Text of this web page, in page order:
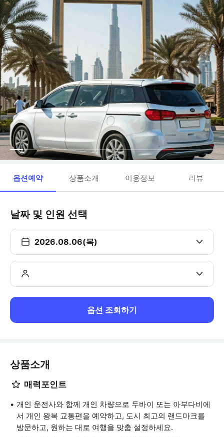
옵션예약 상품소개 이용정보 리뷰
날짜 및 인원 선택
2026.08.06(목)
옵션 조회하기
상품소개
매력포인트
개인 운전사와 함께 개인 차량으로 두바이 또는 아부다비에
서 개인 왕복 교통편을 예약하고, 도시 최고의 랜드마크를
방문하고, 원하는 대로 여행을 맞춤 설정하세요.